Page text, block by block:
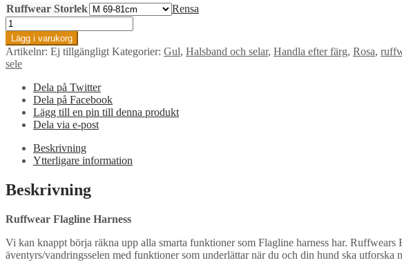
Ruffwear Storlek
Rensa
Ruffwear
Flagline
Harness
-
Lichen
Green
mängd
Lägg i varukorg
Artikelnr: Ej tillgängligt Kategorier: Gul, Halsband och selar, Handla efter färg, Rosa,
sele
Dela på Twitter
Dela på Facebook
Lägg till en pin till denna produkt
Dela via e-post
Beskrivning
Ytterligare information
Beskrivning
Ruffwear Flagline Harness
Vi kan knappt börja räkna upp alla smarta funktioner som Flagline harness har.
äventyrs/vandringsselen med funktioner som underlättar när du och din hund ska utforska